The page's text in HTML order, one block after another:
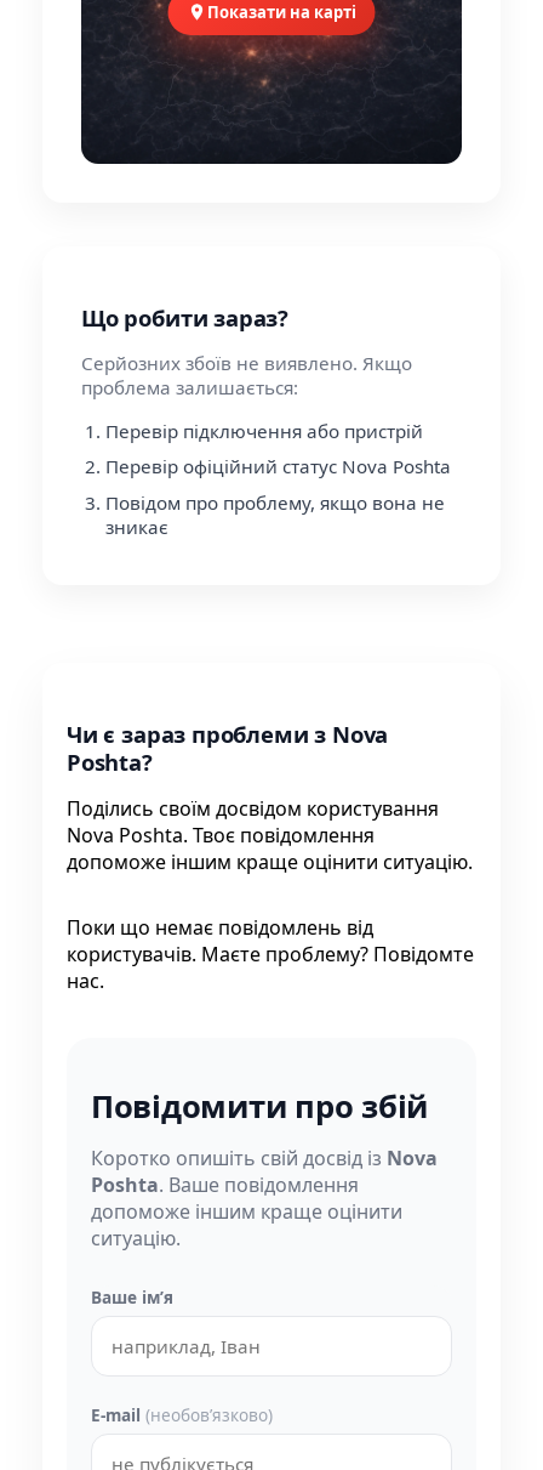
Показати на карті
Що робити зараз?
Серйозних збоїв не виявлено. Якщо
проблема залишається:
Перевір підключення або пристрій
Перевір офіційний статус Nova Poshta
Повідом про проблему, якщо вона не
зникає
Чи є зараз проблеми з Nova
Poshta?
Поділись своїм досвідом користування
Nova Poshta. Твоє повідомлення
допоможе іншим краще оцінити ситуацію.
Поки що немає повідомлень від
користувачів. Маєте проблему? Повідомте
нас.
Повідомити про збій
Коротко опишіть свій досвід із Nova
Poshta. Ваше повідомлення
допоможе іншим краще оцінити
ситуацію.
Ваше імʼя
E-mail (необовʼязково)